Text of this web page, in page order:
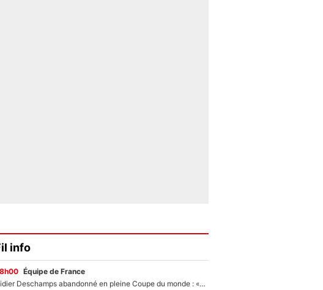
info
Équipe de France
Didier Deschamps abandonné en pleine Coupe du monde : «La FFF était déjà passée à Zinedine Zidane»